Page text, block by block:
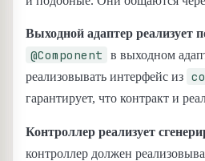
Выходной адаптер реализует
@Component
в выходном
реализовывать интерфейс из
гарантирует, что контракт и
Контроллер реализует
контроллер должен